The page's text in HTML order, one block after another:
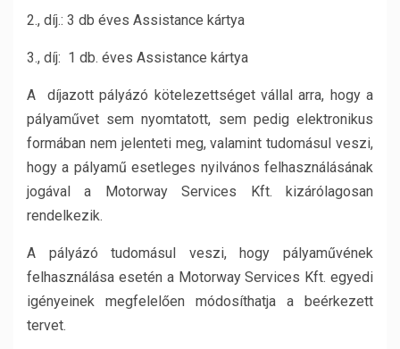
2., díj.: 3 db éves Assistance kártya
3., díj: 1 db. éves Assistance kártya
A díjazott pályázó kötelezettséget vállal arra, hogy a
pályaművet sem nyomtatott, sem pedig elektronikus
formában nem jelenteti meg, valamint tudomásul veszi,
hogy a pályamű esetleges nyilvános felhasználásának
jogával a Motorway Services Kft. kizárólagosan
rendelkezik.
A pályázó tudomásul veszi, hogy pályaművének
felhasználása esetén a Motorway Services Kft. egyedi
igényeinek megfelelően módosíthatja a beérkezett
tervet.